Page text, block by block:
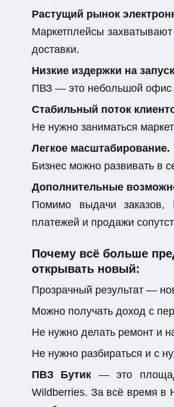
Растущий рынок
Маркетплейсы
доставки.
Низкие издержки на
ПВЗ — это небольшой офис
Стабильный поток
Не нужно заниматься
Легкое масштабирование.
Бизнес можно развивать в
Дополнительные
Помимо выдачи заказов,
платежей и продажи
Почему всё больше
открывать новый:
Прозрачный результат —
Можно получать доход с
Не нужно делать ремонт и
Не нужно разбираться и с
ПВЗ Бутик — это
Wildberries. За всё время в